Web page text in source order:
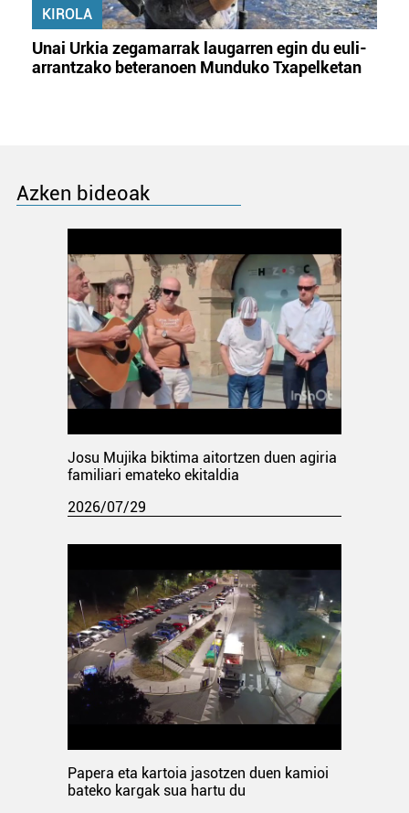
KIROLA
Unai Urkia zegamarrak laugarren egin du euli-
arrantzako beteranoen Munduko Txapelketan
Azken bideoak
Josu Mujika biktima aitortzen duen agiria
familiari emateko ekitaldia
2026/07/29
Papera eta kartoia jasotzen duen kamioi
bateko kargak sua hartu du